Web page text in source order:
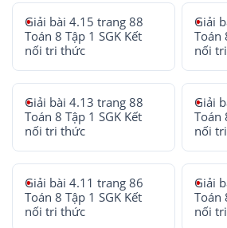
Giải bài 4.15 trang 88
Toán 8 Tập 1 SGK Kết
nối tri thức
Giải
Toán
nối
Giải bài 4.13 trang 88
Toán 8 Tập 1 SGK Kết
nối tri thức
Giải
Toán
nối
Giải bài 4.11 trang 86
Toán 8 Tập 1 SGK Kết
nối tri thức
Giải
Toán
nối